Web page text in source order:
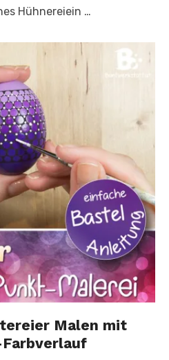
Hühnereiein …
Malen mit